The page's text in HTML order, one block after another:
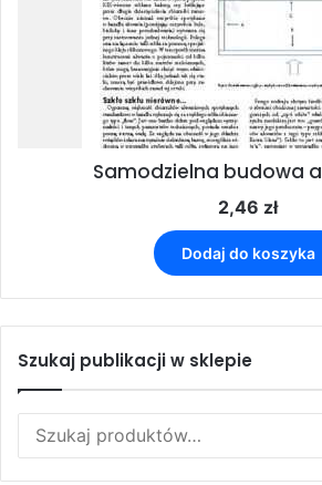
Samodzielna budowa
2,46 zł
Dodaj do koszyka
Szukaj publikacji w sklepie